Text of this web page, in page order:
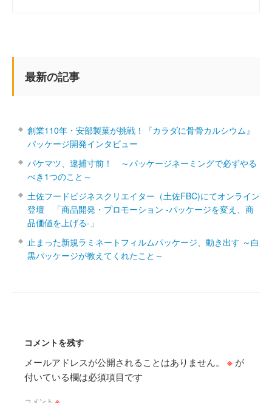
最新の記事
創業110年・安部製菓が挑戦！『カラダに骨骨カルシウム』
パッケージ開発インタビュー
パケマツ、逮捕寸前！ ～パッケージネーミングで必ずやる
べき1つのこと～
土佐フードビジネスクリエイター（土佐FBC)にてオンライン
登壇 「商品開発・プロモーション ‐パッケージを変え、商
品価値を上げる‐」
止まった新規ラミネートフィルムパッケージ、動き出す ～白
黒パッケージが教えてくれたこと～
コメントを残す
メールアドレスが公開されることはありません。 ※ が
付いている欄は必須項目です
コメント